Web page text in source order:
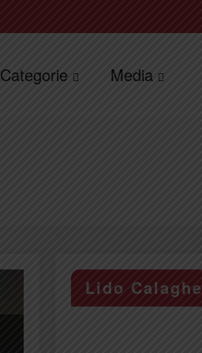
Categorie Media
Lido